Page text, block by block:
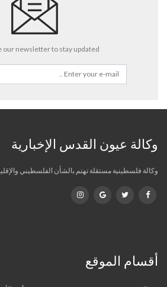
our newsletter to stay updated.
وكالة عيون القدس الإخبارية
وكالة فلسطينية مستقلة تهتم بالشأن الفلسطيني
أقسام الموقع